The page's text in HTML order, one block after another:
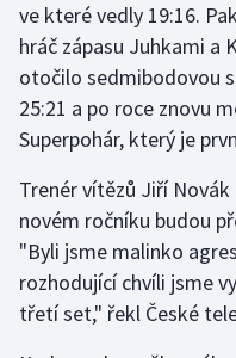
Plážový volejbal
Ragby
Rychlobruslení
Rychlostní kanoistika
Short track
Sportovní střelba
ve které vedly 19:16.
hráč zápasu Juhkami a
otočilo sedmibodovou
25:21 a po roce znovu
Superpohár, který je
Trenér vítězů Jiří
novém ročníku budou
"Byli jsme malinko
rozhodující chvíli jsme
třetí set," řekl České